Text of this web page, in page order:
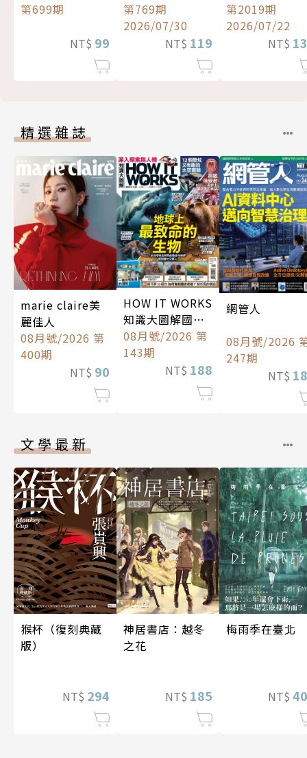
第699期
NT$ 99
第769期
2026/07/30
NT$ 119
第2019期
2026/07/22
NT$
精選雜誌
marie claire美
麗佳人
08月號/2026 第
400期
NT$ 90
HOW IT WORKS
知識大圖解國際
中文版
08月號/2026 第
143期
NT$ 188
網管人
08月號/2026
247期
NT$
文學最新
猴杯（復刻典藏
版）
NT$ 294
神居書店：越冬
之花
NT$ 185
梅雨季在臺北
NT$